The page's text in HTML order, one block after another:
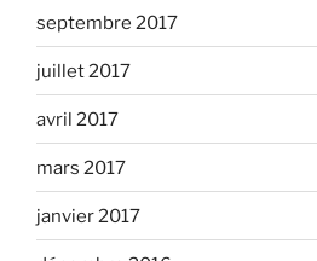
septembre 2017
juillet 2017
avril 2017
mars 2017
janvier 2017